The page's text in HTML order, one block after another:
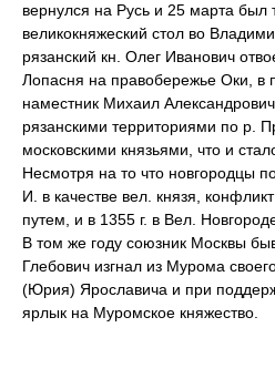
вернулся на Русь и 25 марта был
великокняжеский стол во
рязанский кн. Олег Иванович
Лопасня на правобережье Оки, в
наместник Михаил
рязанскими территориями по р.
московскими князьями, что и
Несмотря на то что новгородцы
И. в качестве вел. князя,
путем, и в 1355 г. в Вел.
В том же году союзник Москвы
Глебович изгнал из Мурома
(Юрия) Ярославича и при
ярлык на Муромское княжество.